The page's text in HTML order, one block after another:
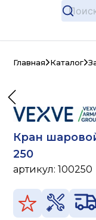
Главная Каталог
Кран
250
артикул:100250